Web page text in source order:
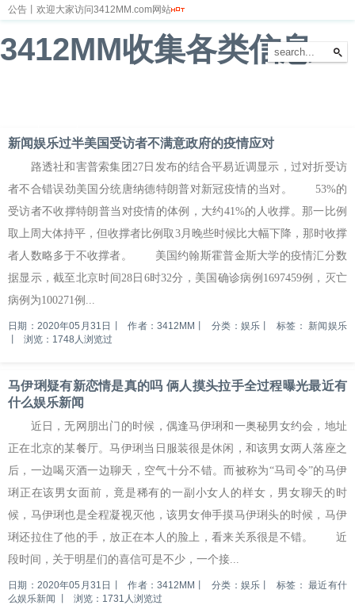
公告丨欢迎大家访问3412MM.com网站
3412MM收集各类信息
新闻娱乐过半美国受访者不满意政府的疫情应对
路透社和害普索集团27日发布的结合平易近调显示，过对折受访
者不合错误劲美国分统唐纳德特朗普对新冠疫情的当对。 53%的
受访者不收撑特朗普当对疫情的体例，大约41%的人收撑。那一比例
取上周大体持平，但收撑者比例取3月晚些时候比大幅下降，那时收撑
者人数略多于不收撑者。 美国约翰斯霍普金斯大学的疫情汇分数
据显示，截至北京时间28日6时32分，美国确诊病例1697459例，灭亡
病例为100271例...
日期：2020年05月31日 作者：3412MM 分类：娱乐 标签： 新闻娱乐
浏览：1748人浏览过
马伊琍疑有新恋情是真的吗 俩人摸头拉手全过程曝光最近有
什么娱乐新闻
近日，无网朋出门的时候，偶逢马伊琍和一奥秘男女约会，地址
正在北京的某餐厅。马伊琍当日服装很是休闲，和该男女两人落座之
后，一边喝灭酒一边聊天，空气十分不错。而被称为“马司令”的马伊
琍正在该男女面前，竟是稀有的一副小女人的样女，男女聊天的时
候，马伊琍也是全程凝视灭他，该男女伸手摸马伊琍头的时候，马伊
琍还拉住了他的手，放正在本人的脸上，看来关系很是不错。 近
段时间，关于明星们的喜信可是不少，一个接...
日期：2020年05月31日 作者：3412MM 分类：娱乐 标签：最近有什
么娱乐新闻
浏览：1731人浏览过